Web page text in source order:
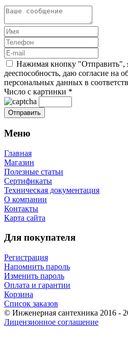
Нажимая кнопку "Отправить",
дееспособность, даю согласие на
персональных данных в
Число с картинки *
Меню
Главная
Магазин
Полезные статьи
Сертификаты
Техническая документация
О компании
Контакты
Карта сайта
Для покупателя
Регистрация
Напомнить пароль
Изменить пароль
Оплата и гарантии
Корзина
Список заказов
© Инженерная сантехника 2016 -
Лицензионное соглашение